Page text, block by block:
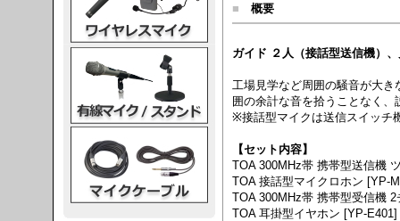
■ 概要
ガイド ２人（接話型送信機）
工場見学など周囲の騒音が大
囲の余計な音を拾うことなく、
※接話型マイクは送信スイッチ
【セット内容】
TOA 300MHz帯 携帯型送信機
TOA 接話型マイクロホン [YP-
TOA 300MHz帯 携帯型受信機
TOA 耳掛型イヤホン [YP-